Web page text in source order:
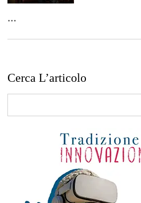
...
Cerca L’articolo